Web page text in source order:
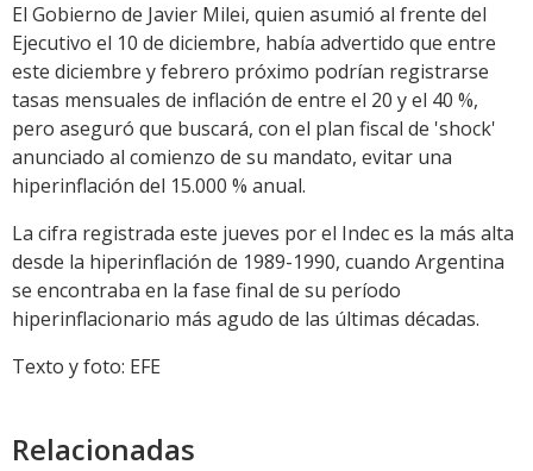
El Gobierno de Javier Milei, quien asumió al frente del
Ejecutivo el 10 de diciembre, había advertido que entre
este diciembre y febrero próximo podrían registrarse
tasas mensuales de inflación de entre el 20 y el 40 %,
pero aseguró que buscará, con el plan fiscal de 'shock'
anunciado al comienzo de su mandato, evitar una
hiperinflación del 15.000 % anual.
La cifra registrada este jueves por el Indec es la más alta
desde la hiperinflación de 1989-1990, cuando Argentina
se encontraba en la fase final de su período
hiperinflacionario más agudo de las últimas décadas.
Texto y foto: EFE
Relacionadas